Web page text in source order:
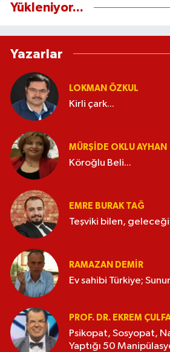
Yükleniyor...
Yazarlar
LOKMAN ÖZKUL
Kirli çark...
MÜRŞIDE OKLU AYHAN
Köroğlu Beli...
EMRE BURAK TAĞ
Teşviki bilen,
RAMAZAN DEMİR
Ev sahibi Türkiye;
PROF. DR. EKREM
Psikopat, Sosyopat,
Yaptığı 50